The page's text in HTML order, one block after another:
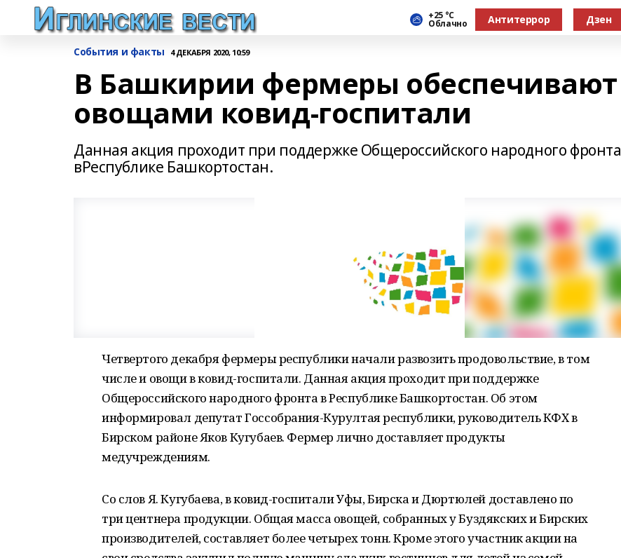
+25 °С
Облачно Антитеррор Дзен
События и факты 4 ДЕКАБРЯ 2020, 10:59
В Башкирии фермеры обеспечивают
овощами ковид-госпитали
Данная акция проходит при поддержке Общероссийского народного фронта
вРеспублике Башкортостан.
Четвертого декабря фермеры республики начали развозить продовольствие, в том
числе и овощи в ковид-госпитали. Данная акция проходит при поддержке
Общероссийского народного фронта в Республике Башкортостан. Об этом
информировал депутат Госсобрания-Курултая республики, руководитель КФХ в
Бирском районе Яков Кугубаев. Фермер лично доставляет продукты
медучреждениям.
Со слов Я. Кугубаева, в ковид-госпитали Уфы, Бирска и Дюртюлей доставлено по
три центнера продукции. Общая масса овощей, собранных у Буздякских и Бирских
производителей, составляет более четырех тонн. Кроме этого участник акции на